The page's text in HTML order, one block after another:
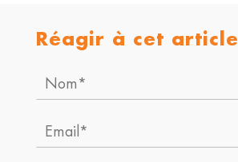
Réagir à cet article
Nom*
Email*